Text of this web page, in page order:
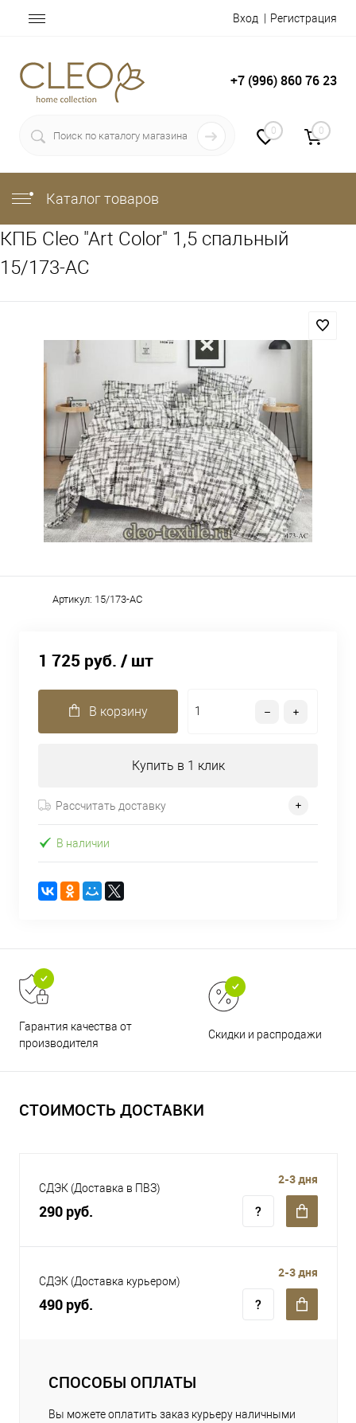
Вход Регистрация
+7 (996) 860 76 23
0 0
Каталог товаров
КПБ Cleo "Art Color" 1,5 спальный
15/173-AC
Артикул: 15/173-AC
1 725 руб. / шт
В корзину
Купить в 1 клик
Рассчитать доставку
В наличии
Гарантия качества от
производителя
Скидки и распродажи
СТОИМОСТЬ ДОСТАВКИ
СДЭК (Доставка в ПВЗ)
290 руб.
2-3 дня
СДЭК (Доставка курьером)
490 руб.
2-3 дня
СПОСОБЫ ОПЛАТЫ
Вы можете оплатить заказ курьеру наличными